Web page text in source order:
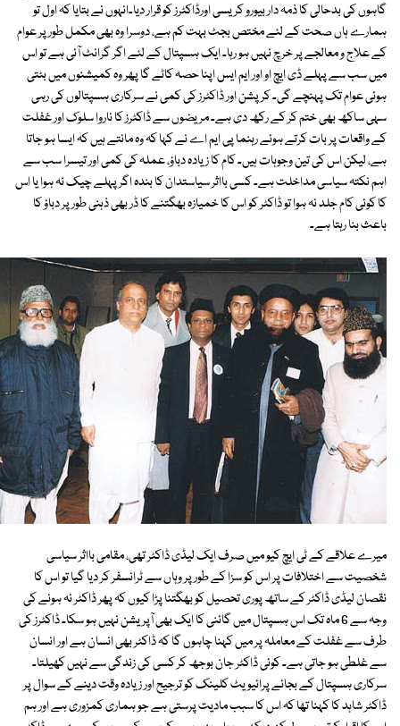
گاہوں کی بدحالی کا ذمہ دار بیورو کریسی اورڈاکٹرز کو قرار دیا۔انہوں نے بتایا کہ اول تو
ہمارے ہاں صحت کے لئے مختص بجٹ بہت کم ہے، دوسرا وہ بھی مکمل طور پر عوام
کے علاج و معالجے پر خرچ نہیں ہو رہا۔ ایک ہسپتال کے لئے اگر گرانٹ آئی ہے تو اس
میں سب سے پہلے ڈی ایچ او اور ایم ایس اپنا حصہ کاٹے گا پھر وہ کمیشنوں میں بٹتی
ہوئی عوام تک پہنچے گی۔ کرپشن اور ڈاکٹرز کی کمی نے سرکاری ہسپتالوں کی رہی
سہی ساکھ بھی ختم کر کے رکھ دی ہے۔ مریضوں سے ڈاکٹرز کا ناروا سلوک اور غفلت
کے واقعات پر بات کرتے ہوئے رہنما پی ایم اے نے کہا کہ وہ مانتے ہیں کہ ایسا ہو جاتا
ہے، لیکن اس کی تین وجوہات ہیں۔ کام کا زیادہ دباؤ، عملہ کی کمی اور تیسرا سب سے
اہم نکتہ سیاسی مداخلت ہے۔ کسی بااثر سیاستدان کا بندہ اگر پہلے چیک نہ ہوا یا اس
کا کوئی کام جلد نہ ہوا تو ڈاکٹر کو اس کا خمیازہ بھگتنے کا ڈر بھی ذہنی طور پر دباؤ کا
باعث بنا رہتا ہے۔
میرے علاقے کے ٹی ایچ کیو میں صرف ایک لیڈی ڈاکٹر تھی، مقامی بااثر سیاسی
شخصیت سے اختلافات پر اس کو سزا کے طور پر وہاں سے ٹرانسفر کر دیا گیا تو اس کا
نقصان لیڈی ڈاکٹر کے ساتھ پوری تحصیل کو بھگتنا پڑا کیوں کہ پھر ڈاکٹر نہ ہونے کی
وجہ سے 6 ماہ تک اس ہسپتال میں گائنی کا ایک بھی آپریشن نہیں ہو سکا۔ ڈاکٹرز کی
طرف سے غفلت کے معاملہ پر میں کہنا چاہوں گا کہ ڈاکٹر بھی انسان ہے اور انسان
سے غلطی ہو جاتی ہے۔ کوئی ڈاکٹر جان بوجھ کر کسی کی زندگی سے نہیں کھیلتا۔
سرکاری ہسپتال کے بجائے پرائیویٹ کلینک کو ترجیح اور زیادہ وقت دینے کے سوال پر
ڈاکٹر شاہد کا کہنا تھا کہ اس کا سبب مادیت پرستی ہے جو ہماری کمزوری ہے اور ہم